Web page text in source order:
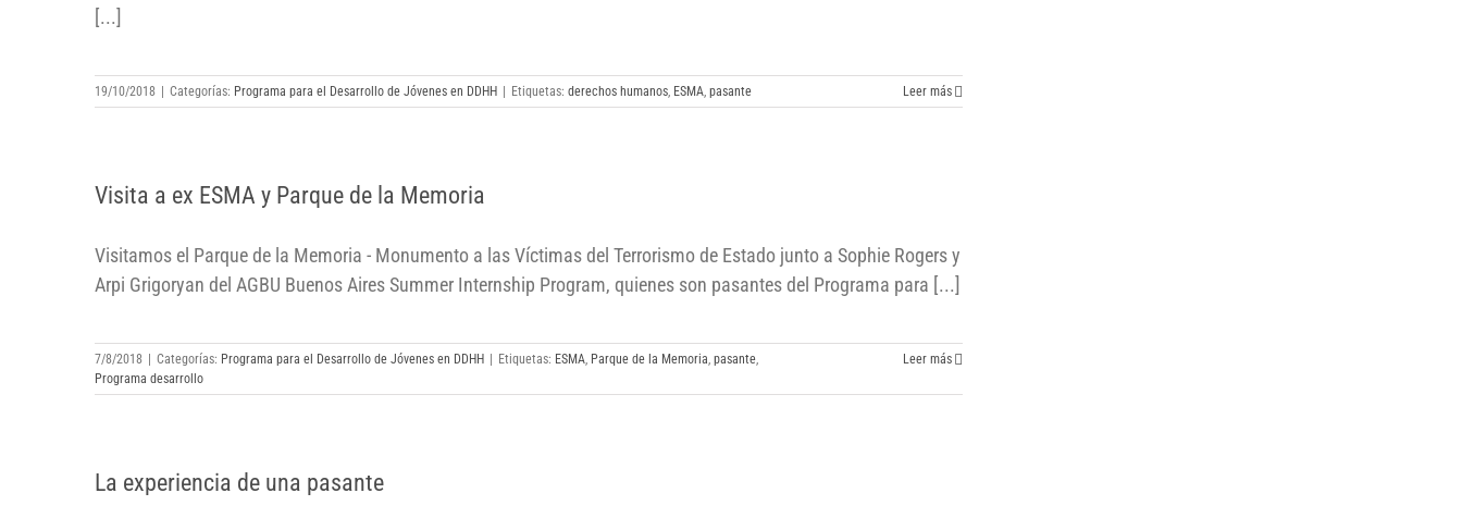
[...]
19/10/2018 Categorías: Programa para el Desarrollo de Jóvenes en DDHH Etiquetas: derechos humanos, ESMA, pasante Leer más
Visita a ex ESMA y Parque de la
Visita a ex ESMA y Parque de la Memoria
Visitamos el Parque de la Memoria - Monumento a las Víctimas del Terrorismo de Estado junto a Sophie Rogers y
Arpi Grigoryan del AGBU Buenos Aires Summer Internship Program, quienes son pasantes del Programa para [...]
7/8/2018 Categorías: Programa para el Desarrollo de Jóvenes en DDHH Etiquetas: ESMA, Parque de la Memoria, pasante,
Programa desarrollo
Leer más
La experiencia de una pasante
La experiencia de una pasante